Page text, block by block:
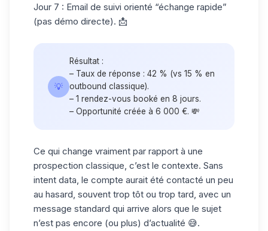
Jour 7 : Email de suivi orienté “échange rapide”
(pas démo directe). 📩
💡
Résultat :
– Taux de réponse : 42 % (vs 15 % en
outbound classique).
– 1 rendez-vous booké en 8 jours.
– Opportunité créée à 6 000 €. 💸
Ce qui change vraiment par rapport à une
prospection classique, c’est le contexte. Sans
intent data, le compte aurait été contacté un peu
au hasard, souvent trop tôt ou trop tard, avec un
message standard qui arrive alors que le sujet
n’est pas encore (ou plus) d’actualité 😅.